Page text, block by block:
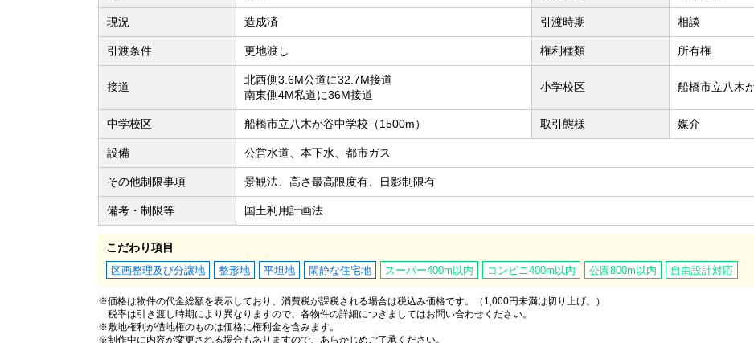
現況 造成済 引渡時期 相談
引渡条件 更地渡し 権利種類 所有権
接道
北西側3.6M公道に32.7M接道
南東側4M私道に36M接道
小学校区 船橋市立八木
中学校区 船橋市立八木が谷中学校（1500m） 取引態様 媒介
設備 公営水道、本下水、都市ガス
その他制限事項 景観法、高さ最高限度有、日影制限有
備考・制限等 国土利用計画法
こだわり項目
区画整理及び分譲地 整形地 平坦地 閑静な住宅地 スーパー400m以内 コンビニ400m以内 公園800m以内 自由設計対応
※価格は物件の代金総額を表示しており、消費税が課税される場合は税込み価格です。（1,000円未満は切り上げ。）
税率は引き渡し時期により異なりますので、各物件の詳細につきましてはお問い合わせください。
※敷地権利が借地権のものは価格に権利金を含みます。
※制作中に内容が変更される場合もありますので、あらかじめご了承ください。